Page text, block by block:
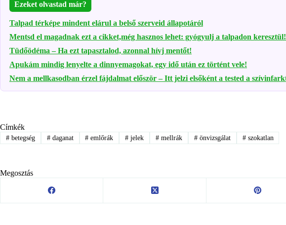
Ezeket olvastad már?
Talpad térképe mindent elárul a belső szerveid állapotáról
Mentsd el magadnak ezt a cikket,még hasznos lehet: gyógyulj a talpadon
Tüdőödéma – Ha ezt tapasztalod, azonnal hívj mentőt!
Apukám mindig lenyelte a dinnyemagokat, egy idő után ez történt vele!
Nem a mellkasodban érzel fájdalmat először – Itt jelzi elsőként a tested a
Címkék
#betegség #daganat # emlőrák # jelek # mellrák #önvizsgálat #szokatlan
Megosztás